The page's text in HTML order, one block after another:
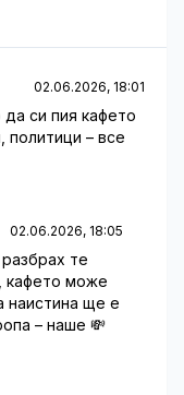
02.06.2026, 18:01
си пия кафето
политици – все
02.06.2026, 18:05
те
кафето може
наистина ще е
– наше 💸